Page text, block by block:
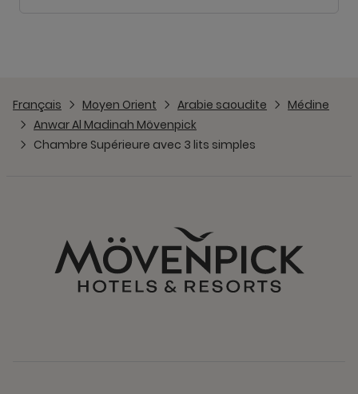
Français Moyen Orient Arabie saoudite
Médine
Anwar Al Madinah Mövenpick
Chambre Supérieure avec 3 lits simples